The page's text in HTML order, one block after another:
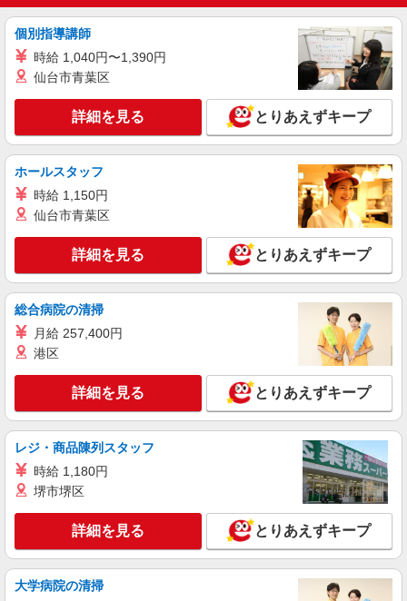
蓮田市 【蓮田駅そば】
キープ 詳細を見る
株式会社kotrio /●SI-H-2076373
NEW
＜高時給＞蓮田駅近くの病院で安定した働き
方を★看護助手♪
時給1600円〜2250円 ＜日払い有/週払い有/交
キープ 詳細を見る
株式会社kotrio /●SI-H-2101922
NEW
【職場環境◎】よすぎて全私が泣いた≫看護
時給1600円〜2250円 ＜日払い有/週払い有/交
通費全支給(ガソリン代含む)＞
蓮田市
キープ 詳細を見る
派遣社員
株式会社スタッフサービス・メディカル 埼玉医療オフィス（お仕事
No.W10477264）
時給1400円
個別指導講師
時給 1,040円〜1,390円
仙台市青葉区
詳細を見る とりあえずキープ
ホールスタッフ
時給 1,150円
仙台市青葉区
詳細を見る とりあえずキープ
総合病院の清掃
月給 257,400円
港区
詳細を見る とりあえずキープ
レジ・商品陳列スタッフ
時給 1,180円
堺市堺区
詳細を見る とりあえずキープ
大学病院の清掃